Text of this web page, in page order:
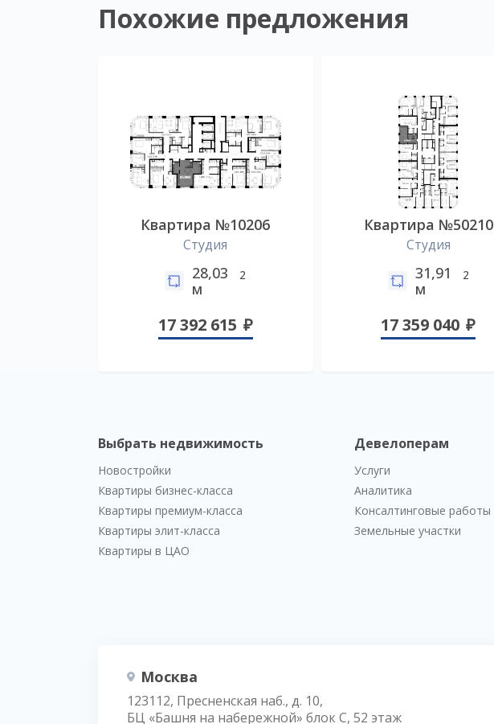
Похожие предложения
Квартира №10206
Студия
28,03
м
2
17 392 615
Квартира №50210
Студия
31,91
м
2
17 359 040
Выбрать недвижимость
Новостройки
Квартиры бизнес-класса
Квартиры премиум-класса
Квартиры элит-класса
Квартиры в ЦАО
Девелоперам
Услуги
Аналитика
Консалтинговые работы
Земельные участки
Москва
123112, Пресненская наб., д. 10,
БЦ «Башня на набережной» блок С, 52 этаж